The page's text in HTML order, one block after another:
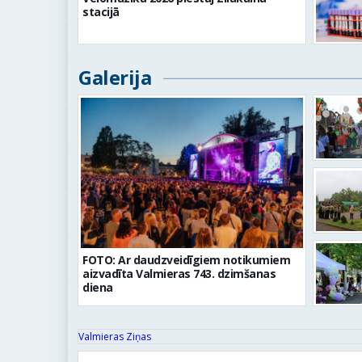
stacijā
Galerija
FOTO: Ar daudzveidīgiem notikumiem
aizvadīta Valmieras 743. dzimšanas
diena
Valmieras Ziņas